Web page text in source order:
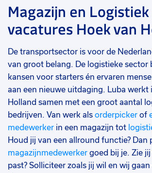
Magazijn en Logistiek
vacatures Hoek van
De transportsector is voor de
van groot belang. De logistieke sector
kansen voor starters én ervaren
aan een nieuwe uitdaging. Luba werkt
Holland samen met een groot aantal
bedrijven. Van werk als orderpicker of
medewerker in een magazijn tot
Houd jij van een allround functie? Dan
magazijnmedewerker goed bij je. Zie
past? Solliciteer zoals jij wil en wij